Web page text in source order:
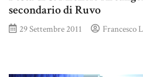
secondario di Ruvo
29 Settembre 2011 Francesco